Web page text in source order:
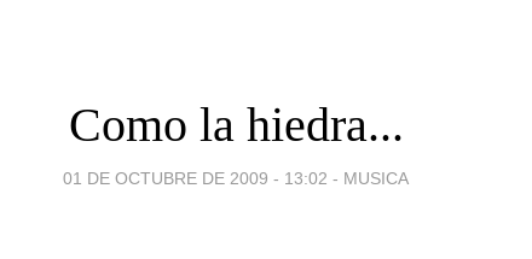
Como la hiedra...
01 DE OCTUBRE DE 2009 - 13:02 - MUSICA